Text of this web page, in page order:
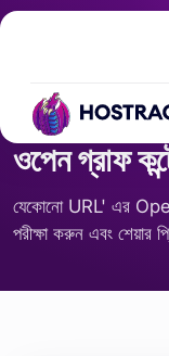
ওপেন গ্রাফ
যেকোনো URL' এর
পরীক্ষা করুন এবং শেয়ার